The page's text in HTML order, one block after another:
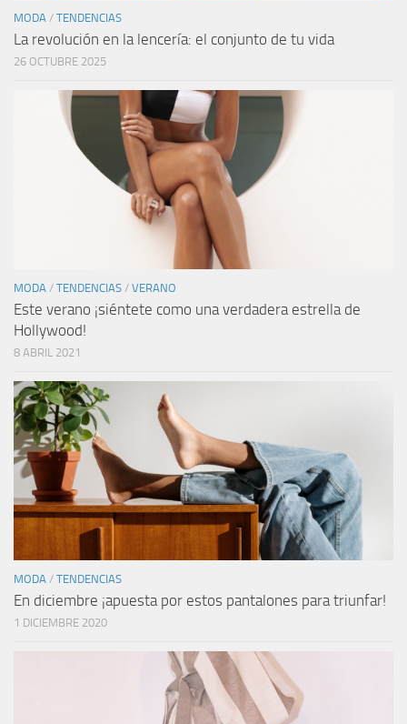
MODA / TENDENCIAS
La revolución en la lencería: el conjunto de tu vida
26 OCTUBRE 2025
MODA / TENDENCIAS / VERANO
Este verano ¡siéntete como una verdadera estrella de
Hollywood!
8 ABRIL 2021
MODA / TENDENCIAS
En diciembre ¡apuesta por estos pantalones para triunfar!
1 DICIEMBRE 2020